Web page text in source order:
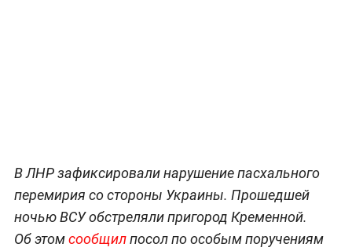
В ЛНР зафиксировали нарушение пасхального
перемирия со стороны Украины. Прошедшей
ночью ВСУ обстреляли пригород Кременной.
Об этомсообщилпосол по особым поручениям